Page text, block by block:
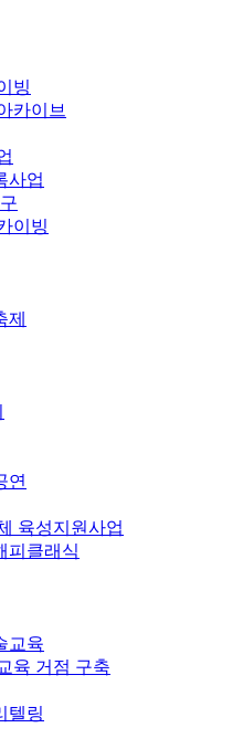
빙
카이브
사업
이빙
제
연
육성지원사업
피클래식
교육
육 거점 구축
텔링